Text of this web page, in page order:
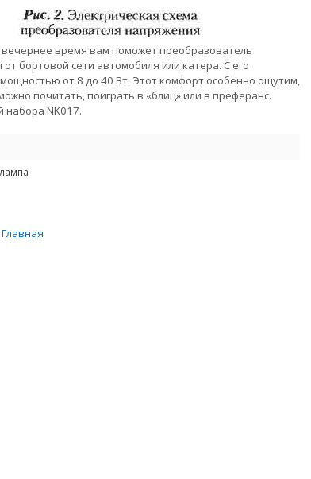
время вам поможет преобразователь
бортовой сети автомобиля или катера. С его
от 8 до 40 Вт. Этот комфорт особенно ощутим,
почитать, поиграть в «блиц» или в преферанс.
набора NK017.
Главная